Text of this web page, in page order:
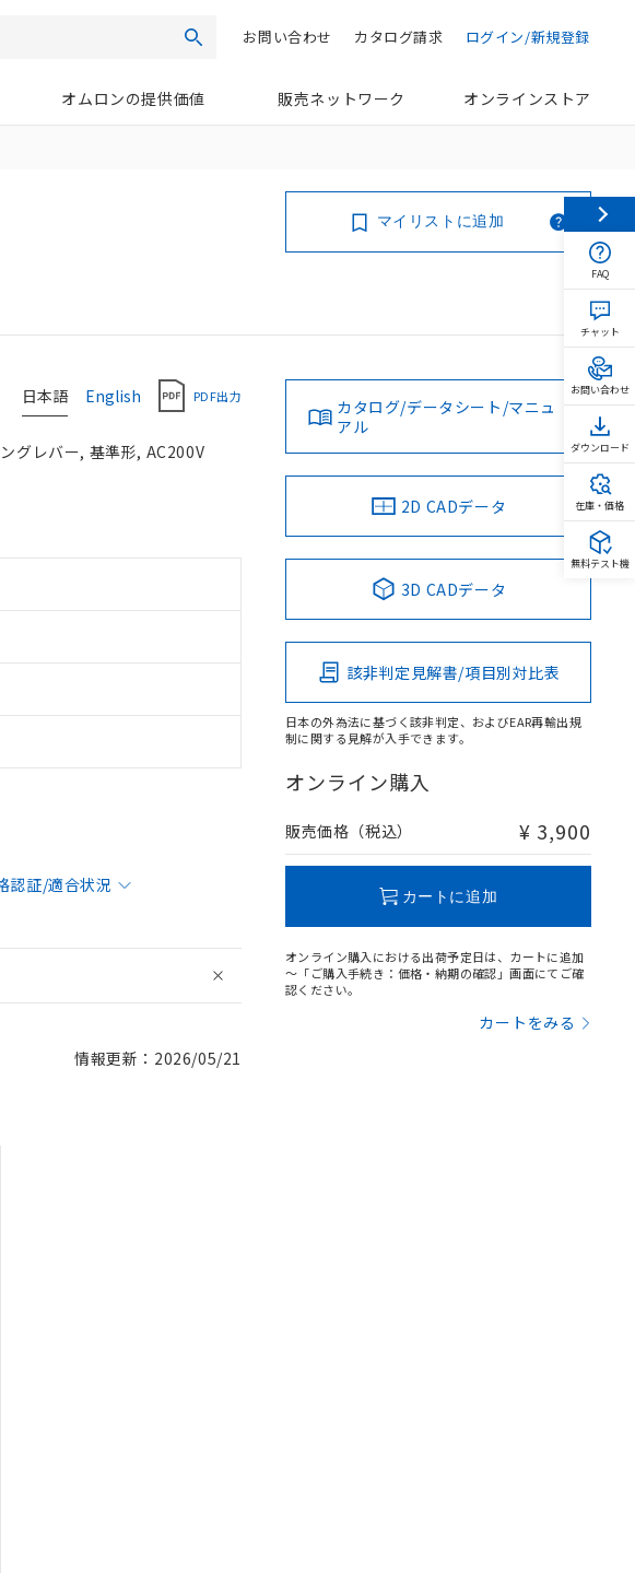
検索 ログイン/新規登録
カタログ請求
お問い合わせ
オムロンの提供価値 販売ネットワーク オンラインストア
マイリストに追加
日本語 English PDF出力
グレバー, 基準形, AC200V
認証/適合状況
情報更新：2026/05/21
カタログ/データシート/マニュ
アル
2D CADデータ
3D CADデータ
該非判定見解書/項目別対比表
日本の外為法に基づく該非判定、およびEAR再輸出規
制に関する見解が入手できます。
オンライン購入
販売価格（税込） ¥ 3,900
カートに追加
オンライン購入における出荷予定日は、カートに追加
～「ご購入手続き：価格・納期の確認」画面にてご確
認ください。
カートをみる
FAQ
チャット
お問い合わせ
ダウンロード
在庫・価格
無料テスト機